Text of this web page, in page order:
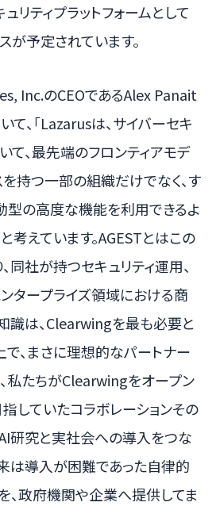
リティプラットフォームとして
が予定されています。
Inc.のCEOであるAlex Panait
て、「Lazarusは、サイバーセキ
て、最先端のフロンティアモデ
持つ一部の組織だけでなく、す
型の高度な機能を利用できるよ
考えています。AGESTとはこの
同社が持つセキュリティ運用、
タープライズ領域における商
識は、Clearwingを最も必要と
、まさに理想的なパートナー
私たちがClearwingをオープン
していたコラボレーションその
研究と実社会への導入をつな
は導入が困難であった自律的
政府機関や企業へ提供してま